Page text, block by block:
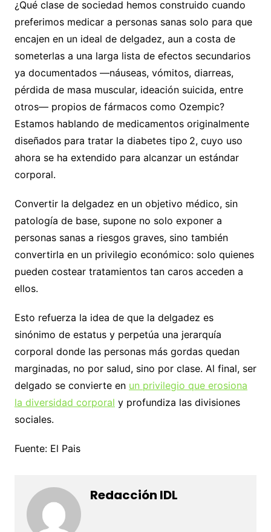
¿Qué clase de sociedad hemos construido cuando
preferimos medicar a personas sanas solo para que
encajen en un ideal de delgadez, aun a costa de
someterlas a una larga lista de efectos secundarios
ya documentados —náuseas, vómitos, diarreas,
pérdida de masa muscular, ideación suicida, entre
otros— propios de fármacos como Ozempic?
Estamos hablando de medicamentos originalmente
diseñados para tratar la diabetes tipo 2, cuyo uso
ahora se ha extendido para alcanzar un estándar
corporal.
Convertir la delgadez en un objetivo médico, sin
patología de base, supone no solo exponer a
personas sanas a riesgos graves, sino también
convertirla en un privilegio económico: solo quienes
pueden costear tratamientos tan caros acceden a
ellos.
Esto refuerza la idea de que la delgadez es
sinónimo de estatus y perpetúa una jerarquía
corporal donde las personas más gordas quedan
marginadas, no por salud, sino por clase. Al final, ser
delgado se convierte en un privilegio que erosiona
la diversidad corporal y profundiza las divisiones
sociales.
Fuente: El Pais
Redacción IDL